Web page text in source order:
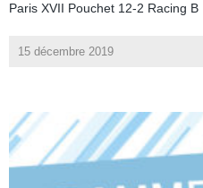
Paris XVII Pouchet 12-2 Racing B
15 décembre 2019